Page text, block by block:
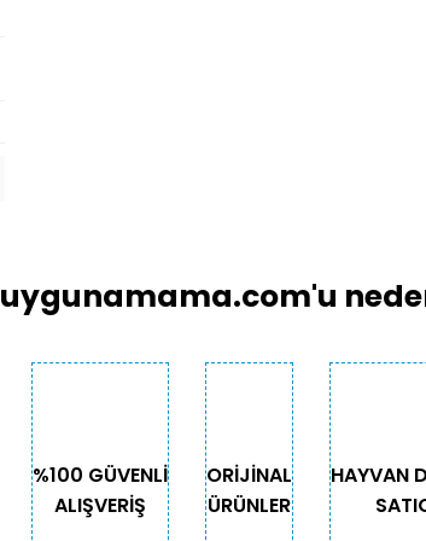
uygunamama.com'u
%100 GÜVENLİ
ALIŞVERİŞ
ORİJİNAL
ÜRÜNLER
HAYVAN